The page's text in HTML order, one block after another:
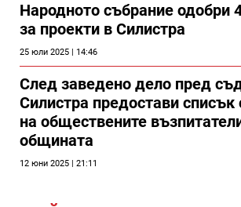
Народното събрание одобри
за проекти в Силистра
25 юли 2025 | 14:46
След заведено дело пред
Силистра предостави списък
на обществените
общината
12 юни 2025 | 21:11